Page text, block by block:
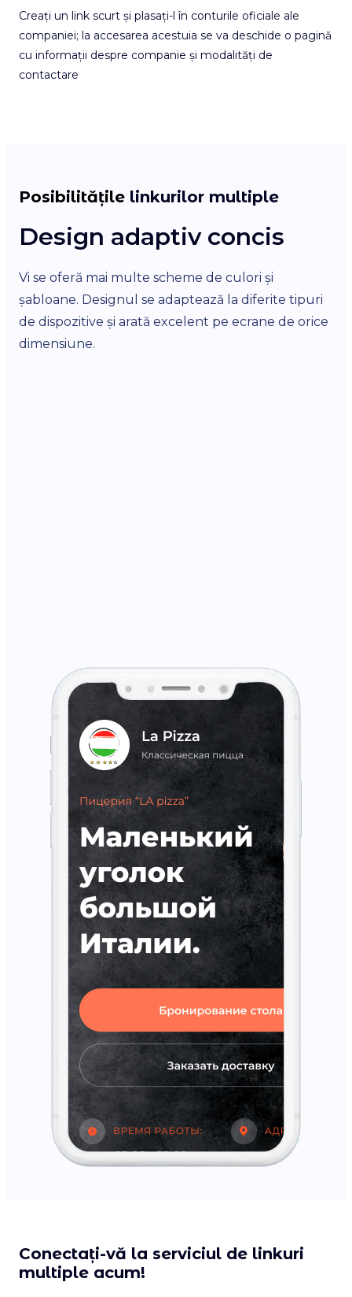
Creați un link scurt și plasați-l în conturile oficiale ale
companiei; la accesarea acestuia se va deschide o pagină
cu informații despre companie și modalități de
contactare
Posibilitățile linkurilor multiple
Design adaptiv concis
Vi se oferă mai multe scheme de culori și
șabloane. Designul se adaptează la diferite tipuri
de dispozitive și arată excelent pe ecrane de orice
dimensiune.
Conectați-vă la serviciul de linkuri
multiple acum!